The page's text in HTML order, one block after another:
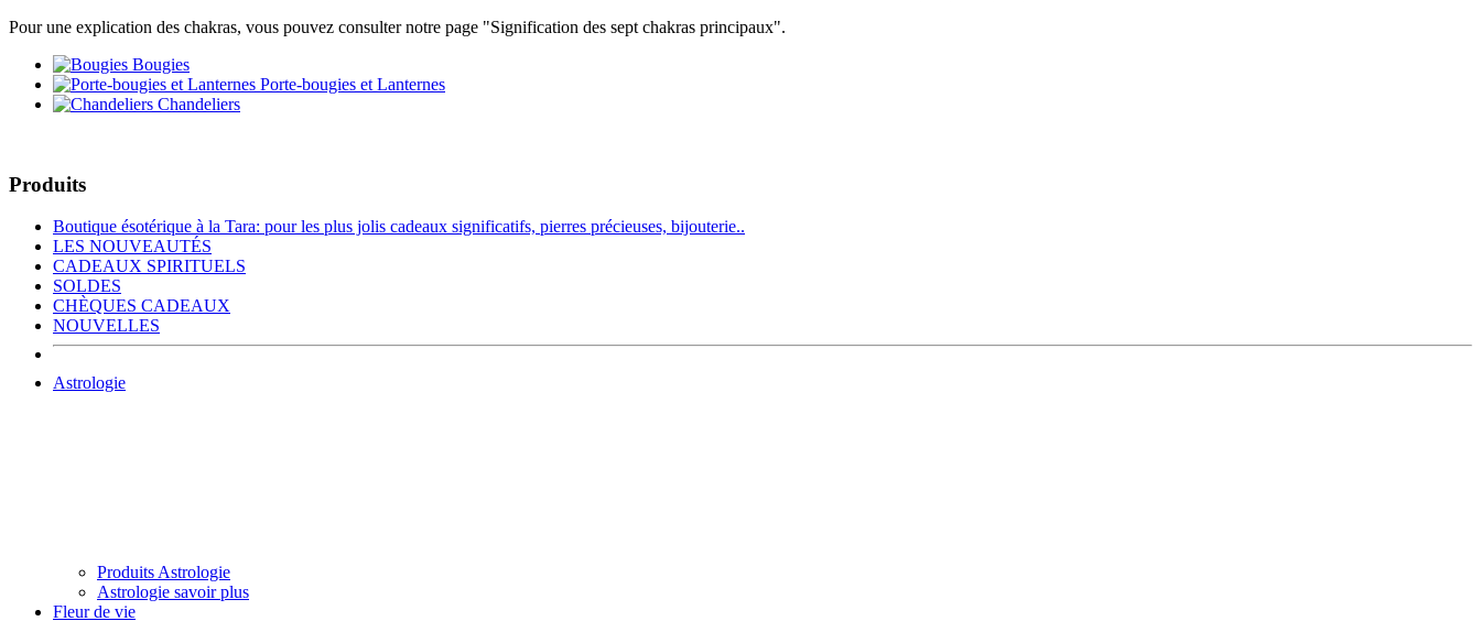
Pour une explication des chakras, vous pouvez consulter notre page "Signification des sept chakras principaux".
Bougies
Porte-bougies et Lanternes
Chandeliers
Produits
Boutique ésotérique à la Tara: pour les plus jolis cadeaux significatifs, pierres précieuses, bijouterie..
LES NOUVEAUTÉS
CADEAUX SPIRITUELS
SOLDES
CHÈQUES CADEAUX
NOUVELLES
Astrologie
Produits Astrologie
Astrologie savoir plus
Fleur de vie